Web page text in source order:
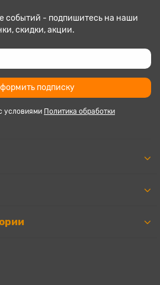
событий - подпишитесь на наши
скидки, акции.
подписку
условиями Политика обработки